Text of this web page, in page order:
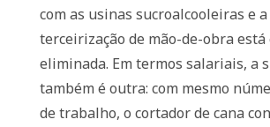
com as usinas sucroalcooleiras e a
terceirização de mão-de-obra está
eliminada. Em termos salariais, a
também é outra: com mesmo
de trabalho, o cortador de cana